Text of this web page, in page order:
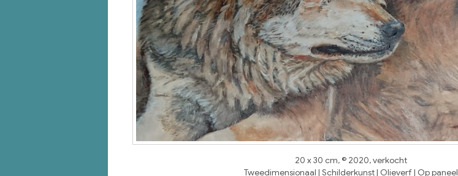
20 x 30 cm, © 2020, verkocht
Tweedimensionaal | Schilderkunst | Olieverf | Op paneel